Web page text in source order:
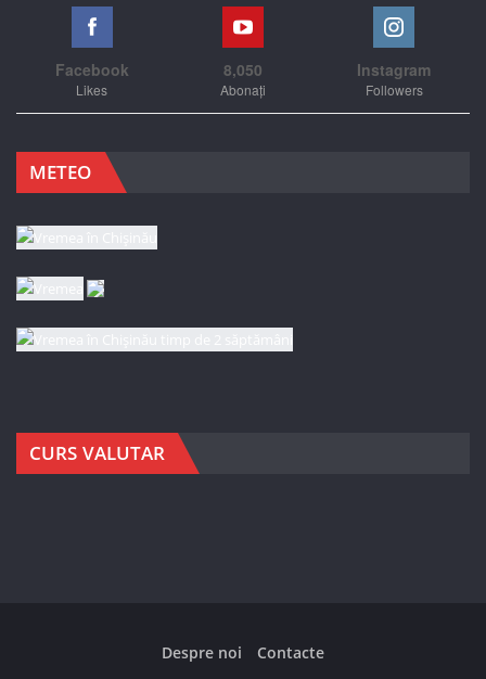
Facebook
Likes
8,050
Abonați
Instagram
Followers
METEO
CURS VALUTAR
Despre noi Contacte